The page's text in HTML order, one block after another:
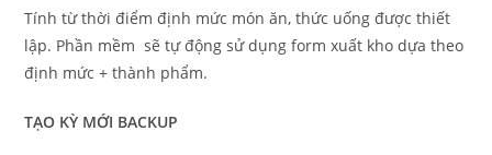
Tính từ thời điểm định mức món ăn, thức uống được thiết
lập. Phần mềm sẽ tự động sử dụng form xuất kho dựa theo
định mức + thành phẩm.
TẠO KỲ MỚI BACKUP